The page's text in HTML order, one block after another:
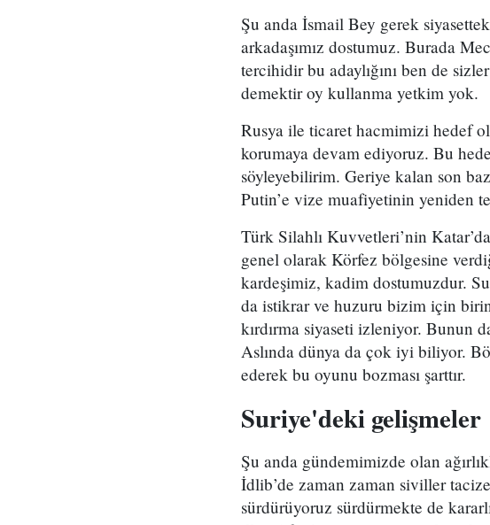
Şu anda İsmail Bey gerek
arkadaşımız dostumuz. Burada
tercihidir bu adaylığını ben de
demektir oy kullanma yetkim yok.
Rusya ile ticaret hacmimizi hedef
korumaya devam ediyoruz. Bu
söyleyebilirim. Geriye kalan son
Putin’e vize muafiyetinin yeniden
Türk Silahlı Kuvvetleri’nin
genel olarak Körfez bölgesine
kardeşimiz, kadim dostumuzdur.
da istikrar ve huzuru bizim için
kırdırma siyaseti izleniyor. Bunun
Aslında dünya da çok iyi biliyor.
ederek bu oyunu bozması şarttır.
Suriye'deki gelişmeler
Şu anda gündemimizde olan
İdlib’de zaman zaman siviller
sürdürüyoruz sürdürmekte de